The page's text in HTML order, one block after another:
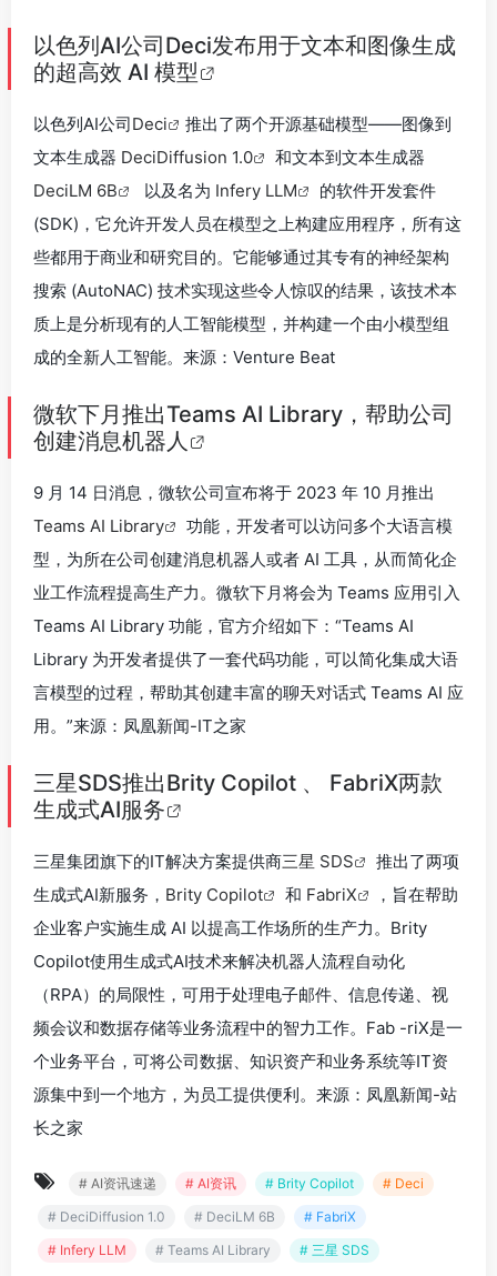
以色列AI公司Deci发布用于文本和图像生成
的超高效 AI 模型
以色列AI公司Deci
推出了两个开源基础模型——图像到
文本生成器 DeciDiffusion 1.0
和文本到文本生成器
DeciLM 6B
以及名为 Infery LLM
的软件开发套件
(SDK)，它允许开发人员在模型之上构建应用程序，所有这
些都用于商业和研究目的。它能够通过其专有的神经架构
搜索 (AutoNAC) 技术实现这些令人惊叹的结果，该技术本
质上是分析现有的人工智能模型，并构建一个由小模型组
成的全新人工智能。来源：Venture Beat
微软下月推出Teams AI Library，帮助公司
创建消息机器人
9 月 14 日消息，微软公司宣布将于 2023 年 10 月推出
Teams AI Library
功能，开发者可以访问多个大语言模
型，为所在公司创建消息机器人或者 AI 工具，从而简化企
业工作流程提高生产力。微软下月将会为 Teams 应用引入
Teams AI Library 功能，官方介绍如下：“Teams AI
Library 为开发者提供了一套代码功能，可以简化集成大语
言模型的过程，帮助其创建丰富的聊天对话式 Teams AI 应
用。”来源：凤凰新闻-IT之家
三星SDS推出Brity Copilot 、 FabriX两款
生成式AI服务
三星集团旗下的IT解决方案提供商三星 SDS
推出了两项
生成式AI新服务， Brity Copilot 和 FabriX
，旨在帮助
企业客户实施生成 AI 以提高工作场所的生产力。Brity
Copilot使用生成式AI技术来解决机器人流程自动化
（RPA）的局限性，可用于处理电子邮件、信息传递、视
频会议和数据存储等业务流程中的智力工作。Fab -riX是一
个业务平台，可将公司数据、知识资产和业务系统等IT资
源集中到一个地方，为员工提供便利。来源：凤凰新闻-站
长之家
# AI资讯速递 # AI资讯 # Brity Copilot
# Deci
# DeciDiffusion 1.0
# DeciLM 6B
# FabriX
# Infery LLM
# Teams AI Library # 三星 SDS